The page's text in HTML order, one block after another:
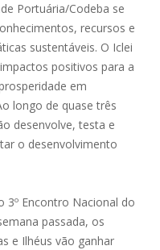
Portuária/Codeba se
recursos e
sustentáveis. O Iclei
positivos para a
em
longo de quase três
desenvolve, testa e
o desenvolvimento
3º Encontro Nacional do
passada, os
e Ilhéus vão ganhar